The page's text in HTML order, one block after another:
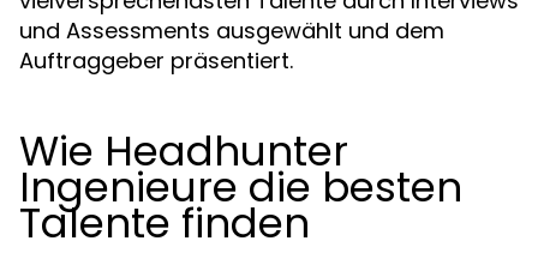
und Assessments ausgewählt und dem
Auftraggeber präsentiert.
Wie Headhunter
Ingenieure die besten
Talente finden